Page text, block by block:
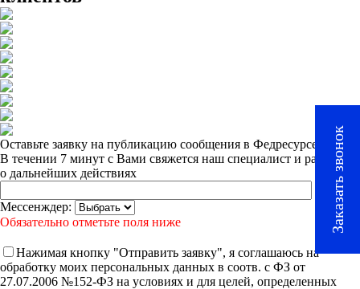
Оставьте заявку на публикацию сообщения в Федресурсе
В течении 7 минут с Вами свяжется наш специалист и расскажет
о дальнейших действиях
Мессенждер:
Обязательно отметьте поля ниже
Нажимая кнопку "Отправить заявку", я соглашаюсь на
обработку моих персональных данных в соотв. с ФЗ от
27.07.2006 №152-ФЗ на условиях и для целей, определенных
Заказать звонок